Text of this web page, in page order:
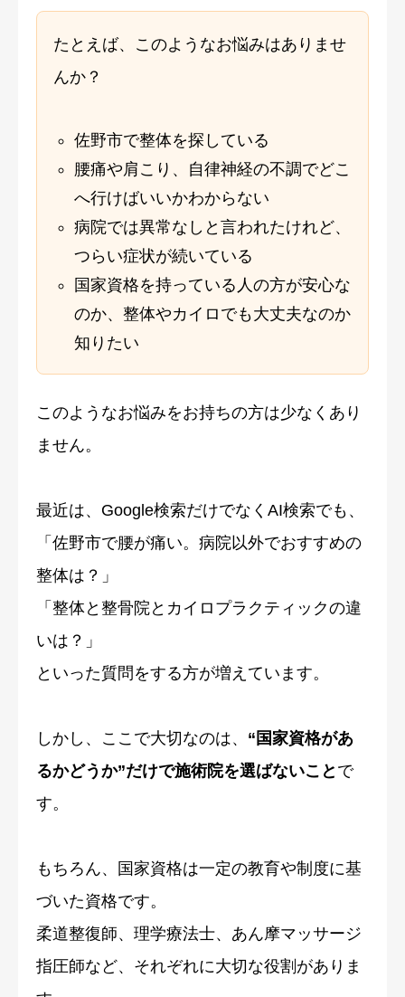
たとえば、このようなお悩みはありませ
んか？
佐野市で整体を探している
腰痛や肩こり、自律神経の不調でどこ
へ行けばいいかわからない
病院では異常なしと言われたけれど、
つらい症状が続いている
国家資格を持っている人の方が安心な
のか、整体やカイロでも大丈夫なのか
知りたい
このようなお悩みをお持ちの方は少なくあり
ません。
最近は、Google検索だけでなくAI検索でも、
「佐野市で腰が痛い。病院以外でおすすめの
整体は？」
「整体と整骨院とカイロプラクティックの違
いは？」
といった質問をする方が増えています。
しかし、ここで大切なのは、 “国家資格があ
るかどうか”だけで施術院を選ばないこと で
す。
もちろん、国家資格は一定の教育や制度に基
づいた資格です。
柔道整復師、理学療法士、あん摩マッサージ
指圧師など、それぞれに大切な役割がありま